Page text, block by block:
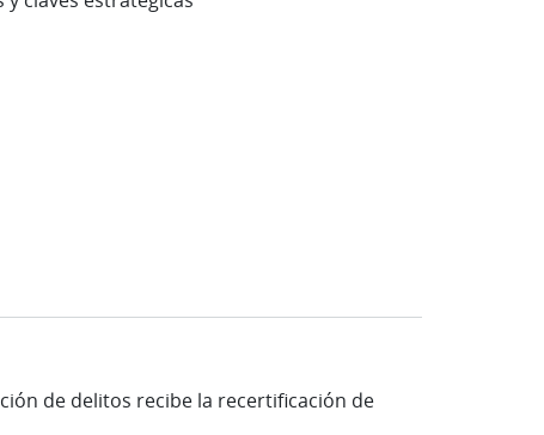
de delitos recibe la recertificación de